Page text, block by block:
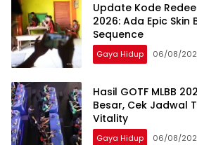
Update Kode
2026: Ada Epic
Sequence
Gaya Hidup 06/08/
Hasil GOTF MLBB
Besar, Cek Jadwal
Vitality
Gaya Hidup 06/08/